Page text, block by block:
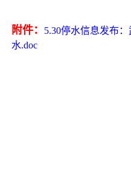
附件：
5.30停水信息发布
水.doc